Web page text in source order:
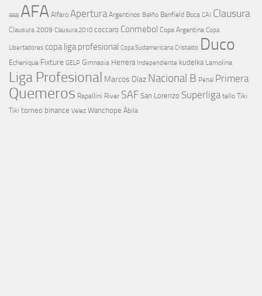
aaaj AFA Alfaro Apertura Argentinos Baliño Banfield Boca CAI Clausura
Clausura 2009 Clausura 2010 coccaro Conmebol Copa Argentina Copa
Libertadores copa liga profesional Copa Sudamericana Cristaldo Duco
Echenique Fixture GELP Gimnasia Herrera Independiente kudelka Lamolina
Liga Profesional Marcos Díaz Nacional B Penal Primera
Quemeros Rapallini River SAF San Lorenzo Superliga tello Tiki
Tiki torneo binance Velez Wanchope Ábila